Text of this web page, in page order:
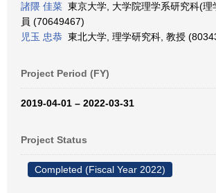
諸隈 佳菜 東京大学, 大学院理学系研究科(理
員 (70649467)
児玉 忠恭 東北大学, 理学研究科, 教授
Project Period (FY)
2019-04-01 – 2022-03-31
Project Status
Completed (Fiscal Year 2022)